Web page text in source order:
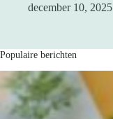
december 10, 2025
Populaire berichten